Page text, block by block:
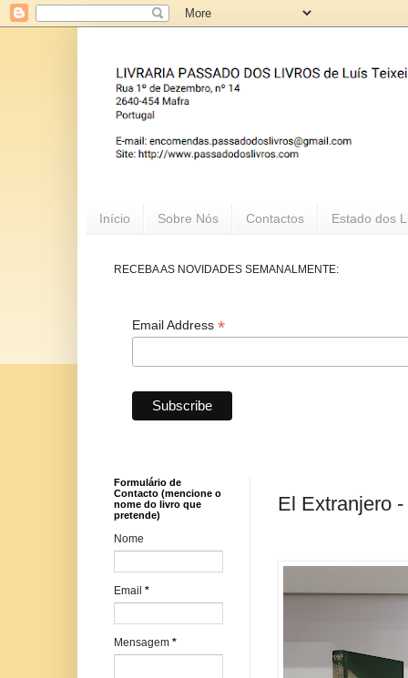
Início Sobre Nós Contactos Estado dos
RECEBA AS NOVIDADES SEMANALMENTE:
Email Address *
El Extranjero
Formulário de
Contacto (mencione o
nome do livro que
pretende)
Nome
Email *
Mensagem *